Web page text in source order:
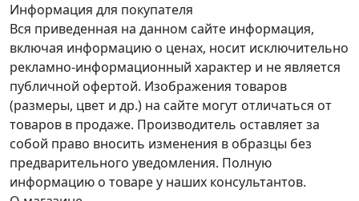
Информация для покупателя
Вся приведенная на данном сайте информация,
включая информацию о ценах, носит исключительно
рекламно-информационный характер и не является
публичной офертой. Изображения товаров
(размеры, цвет и др.) на сайте могут отличаться от
товаров в продаже. Производитель оставляет за
собой право вносить изменения в образцы без
предварительного уведомления. Полную
информацию о товаре у наших консультантов.